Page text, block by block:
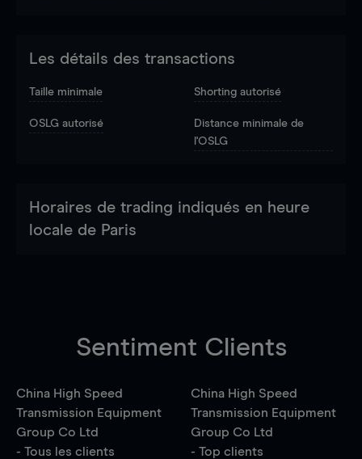
Les détails des transactions
Taille minimale Shorting autorisé
OSLG autorisé
Distance minimale de
l'OSLG
Horaires de trading indiqués en heure
locale de Paris
Sentiment Clients
China High Speed
Transmission Equipment
Group Co Ltd
- Tous les clients
China High Speed
Transmission Equipment
Group Co Ltd
- Top clients